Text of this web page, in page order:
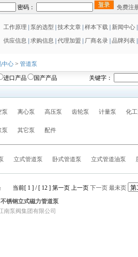
密码： 免费注
工作原理 泵的选型 技术文章 样本下载 新闻中心
供应信息
求购信息 代理加盟 厂商名录 品牌列表
中心> 管道泵
进口产品 国产产品
关键字：
泵 离心泵 高压泵 齿轮泵 计量泵 化
泵 其它泵 配件
立式管道泵 卧式管道泵 立式管道油泵
当前[ 1 ] / [ 12 ] 第一页 上一页 下一页 最未页
锈钢立式磁力管道泵
南泵阀集团有限公司